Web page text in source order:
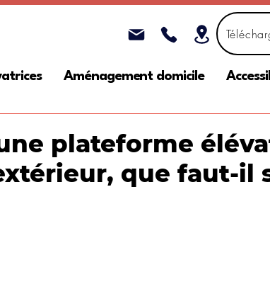
Aménagement domicile
plateforme
que faut-il